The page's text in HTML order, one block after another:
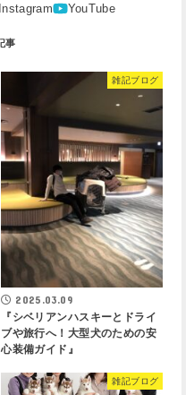
雑記ブログ
2025.03.09
『シベリアンハスキーとドライ
ブや旅行へ！大型犬のための安
心装備ガイド』
雑記ブログ